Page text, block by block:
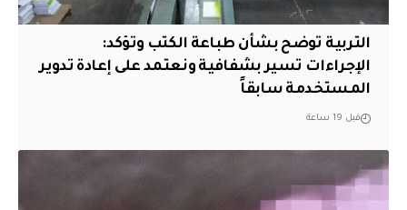
التربية توضح بشأن طباعة الكتب وتؤكد:
الإجراءات تسير بشفافية ونعتمد على إعادة تدوير
المستخدمة سابقاً
قبل 19 ساعة